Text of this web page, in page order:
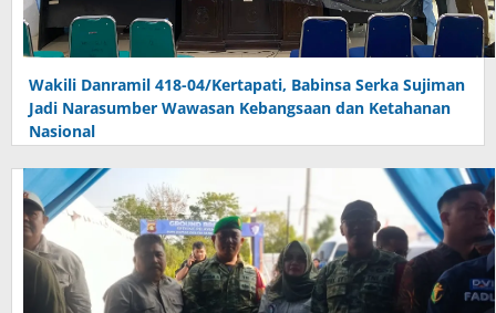
Wakili Danramil 418-04/Kertapati, Babinsa Serka Sujiman
Jadi Narasumber Wawasan Kebangsaan dan Ketahanan
Nasional